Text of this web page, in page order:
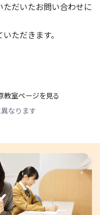
だいたお問い合わせに
ただきます。
教室ページを見る
なります